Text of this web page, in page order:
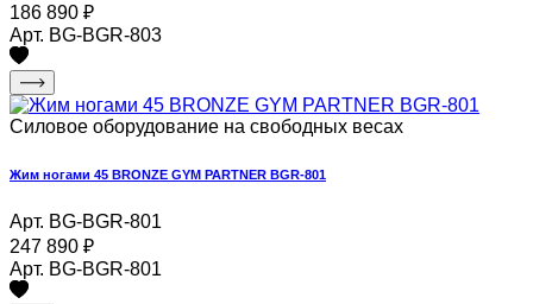
186 890 ₽
Арт. BG-BGR-803
Силовое оборудование на свободных весах
Жим ногами 45 BRONZE GYM PARTNER BGR-801
Арт. BG-BGR-801
247 890 ₽
Арт. BG-BGR-801